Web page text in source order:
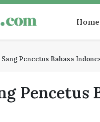
depan Home
Pencetus Bahasa
Pencetus